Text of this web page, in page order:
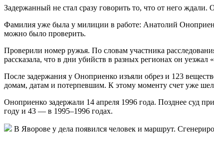
Задержанный не стал сразу говорить то, что от него
Фамилия уже была у милиции в работе: Анатолий
можно было проверить.
Проверили номер ружья. По словам участника
рассказала, что в дни убийств в разных регионах он уезжал
После задержания у Оноприенко изъяли обрез и 123
домам, датам и потерпевшим. К этому моменту счет уже
Оноприенко задержали 14 апреля 1996 года. Позднее суд
году и 43 — в 1995–1996 годах.
В Яворове у дела появился человек и маршрут.